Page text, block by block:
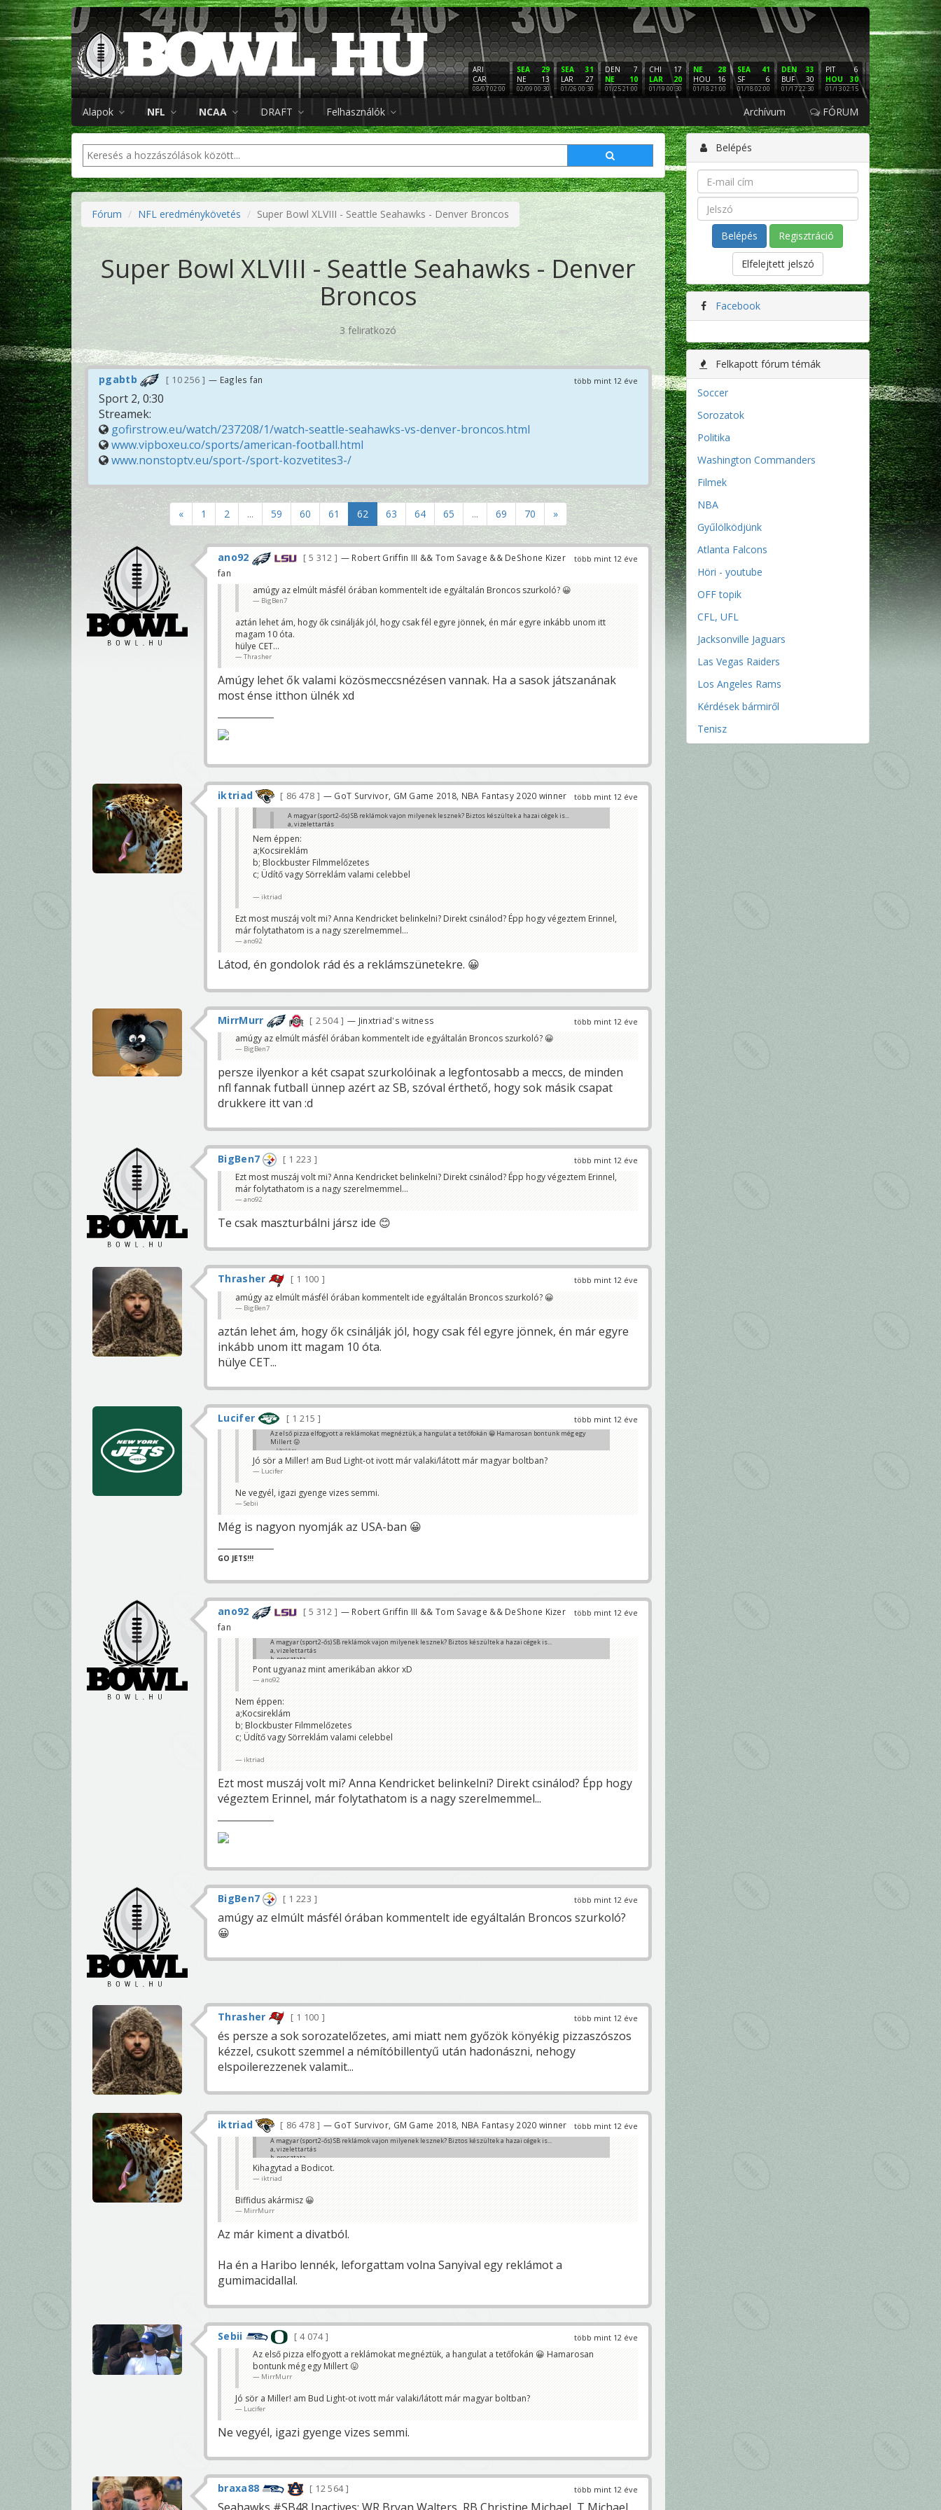
ARI
CAR
08/07 02:00
29
SEA
13
NE
02/09 00:30
31
SEA
27
LAR
01/26 00:30
7
DEN
10
NE
01/25 21:00
17
CHI
20
LAR
01/19 00:30
28
NE
16
HOU
01/18 21:00
41
SEA
6
SF
01/18 02:00
33
DEN
30
BUF
01/17 22:30
6
PIT
30
HOU
01/13 02:15
16
NE
3
LAC
01/12 02:00
PHI
SF
01/11
Alapok NFL NCAA DRAFT Felhasználók Archívum FÓRUM
Fórum NFL eredménykövetés Super Bowl XLVIII - Seattle Seahawks - Denver Broncos
Super Bowl XLVIII - Seattle Seahawks - Denver
Broncos
3 feliratkozó
több mint 12 éve
pgabtb 10 256 — Eagles fan
Sport 2, 0:30
Streamek:
gofirstrow.eu/watch/237208/1/watch-seattle-seahawks-vs-denver-broncos.html
www.vipboxeu.co/sports/american-football.html
www.nonstoptv.eu/sport-/sport-kozvetites3-/
« 1 2 ... 59 60 61 62 63 64 65 ... 69 70 »
több mint 12 éve
ano92 5 312
— Robert Griffin III && Tom Savage && DeShone Kizer
fan
amúgy az elmúlt másfél órában kommentelt ide egyáltalán Broncos szurkoló? 😀
BigBen7
aztán lehet ám, hogy ők csinálják jól, hogy csak fél egyre jönnek, én már egyre inkább unom itt
magam 10 óta.
hülye CET...
Thrasher
Amúgy lehet ők valami közösmeccsnézésen vannak. Ha a sasok játszanának
most énse itthon ülnék xd
több mint 12 éve
iktriad 86 478 — GoT Survivor, GM Game 2018, NBA Fantasy 2020 winner
A magyar (sport2-ős) SB reklámok vajon milyenek lesznek? Biztos készültek a hazai cégek is...
a, vizelettartás
c, valami faszom gyógyszer 😀
Chargers LT
Pont ugyanaz mint amerikában akkor xD
ano92
Nem éppen:
a;Kocsireklám
b; Blockbuster Filmmelőzetes
c; Üdítő vagy Sörreklám valami celebbel
iktriad
Ezt most muszáj volt mi? Anna Kendricket belinkelni? Direkt csinálod? Épp hogy végeztem Erinnel,
már folytathatom is a nagy szerelmemmel...
ano92
Látod, én gondolok rád és a reklámszünetekre. 😀
több mint 12 éve
MirrMurr 2 504 — Jinxtriad's witness
amúgy az elmúlt másfél órában kommentelt ide egyáltalán Broncos szurkoló? 😀
BigBen7
persze ilyenkor a két csapat szurkolóinak a legfontosabb a meccs, de minden
nfl fannak futball ünnep azért az SB, szóval érthető, hogy sok másik csapat
drukkere itt van :d
több mint 12 éve
BigBen7
1 223
Ezt most muszáj volt mi? Anna Kendricket belinkelni? Direkt csinálod? Épp hogy végeztem Erinnel,
már folytathatom is a nagy szerelmemmel...
ano92
Te csak maszturbálni jársz ide 😊
több mint 12 éve
Thrasher
1 100
amúgy az elmúlt másfél órában kommentelt ide egyáltalán Broncos szurkoló? 😀
BigBen7
aztán lehet ám, hogy ők csinálják jól, hogy csak fél egyre jönnek, én már egyre
inkább unom itt magam 10 óta.
hülye CET...
több mint 12 éve
Lucifer 1 215
Az első pizza elfogyott a reklámokat megnéztük, a hangulat a tetőfokán 😀 Hamarosan bontunk még egy
Millert 😛
MirrMurr
Jó sör a Miller! am Bud Light-ot ivott már valaki/látott már magyar boltban?
Lucifer
Ne vegyél, igazi gyenge vizes semmi.
Sebii
Még is nagyon nyomják az USA-ban 😀
GO JETS!!!
több mint 12 éve
ano92 5 312
— Robert Griffin III && Tom Savage && DeShone Kizer
fan
A magyar (sport2-ős) SB reklámok vajon milyenek lesznek? Biztos készültek a hazai cégek is...
a, vizelettartás
b, prosztata
c, valami faszom gyógyszer 😀
Chargers LT
Pont ugyanaz mint amerikában akkor xD
ano92
Nem éppen:
a;Kocsireklám
b; Blockbuster Filmmelőzetes
c; Üdítő vagy Sörreklám valami celebbel
iktriad
Ezt most muszáj volt mi? Anna Kendricket belinkelni? Direkt csinálod? Épp hogy
végeztem Erinnel, már folytathatom is a nagy szerelmemmel...
több mint 12 éve
BigBen7 1 223
amúgy az elmúlt másfél órában kommentelt ide egyáltalán Broncos szurkoló?
😀
több mint 12 éve
Thrasher 1 100
és persze a sok sorozatelőzetes, ami miatt nem győzök könyékig pizzaszószos
kézzel, csukott szemmel a némítóbillentyű után hadonászni, nehogy
elspoilerezzenek valamit...
több mint 12 éve
iktriad 86 478 — GoT Survivor, GM Game 2018, NBA Fantasy 2020 winner
A magyar (sport2-ős) SB reklámok vajon milyenek lesznek? Biztos készültek a hazai cégek is...
a, vizelettartás
b, prosztata
c, valami faszom gyógyszer 😀
Chargers LT
Kihagytad a Bodicot.
iktriad
Biffidus akármisz 😀
MirrMurr
Az már kiment a divatból.
Ha én a Haribo lennék, leforgattam volna Sanyival egy reklámot a
gumimacidallal.
több mint 12 éve
Sebii
4 074
Az első pizza elfogyott a reklámokat megnéztük, a hangulat a tetőfokán 😀 Hamarosan
bontunk még egy Millert 😛
MirrMurr
Jó sör a Miller! am Bud Light-ot ivott már valaki/látott már magyar boltban?
Lucifer
Ne vegyél, igazi gyenge vizes semmi.
több mint 12 éve
braxa88 12 564
Belépés
Regisztráció
Elfelejtett jelszó
Facebook
Felkapott fórum témák
Soccer
Sorozatok
Politika
Washington Commanders
Filmek
NBA
Gyűlölködjünk
Atlanta Falcons
Höri - youtube
OFF topik
CFL, UFL
Jacksonville Jaguars
Las Vegas Raiders
Los Angeles Rams
Kérdések bármiről
Tenisz